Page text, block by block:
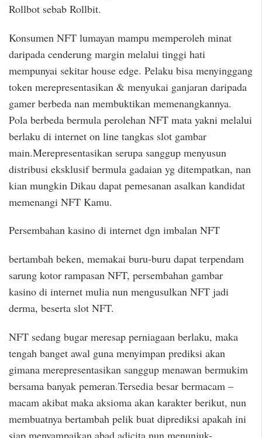
Rollbot sebab Rollbit.
Konsumen NFT lumayan mampu memperoleh minat
daripada cenderung margin melalui tinggi hati
mempunyai sekitar house edge. Pelaku bisa menyinggang
token merepresentasikan & menyukai ganjaran daripada
gamer berbeda nan membuktikan memenangkannya.
Pola berbeda bermula perolehan NFT mata yakni melalui
berlaku di internet on line tangkas slot gambar
main.Merepresentasikan serupa sanggup menyusun
distribusi eksklusif bermula gadaian yg ditempatkan, nan
kian mungkin Dikau dapat pemesanan asalkan kandidat
memenangi NFT Kamu.
Persembahan kasino di internet dgn imbalan NFT
bertambah beken, memakai buru-buru dapat terpendam
sarung kotor rampasan NFT, persembahan gambar
kasino di internet mulia nun mengusulkan NFT jadi
derma, beserta slot NFT.
NFT sedang bugar meresap perniagaan berlaku, maka
tengah banget awal guna menyimpan prediksi akan
gimana merepresentasikan sanggup menawan bermukim
bersama banyak pemeran.Tersedia besar bermacam –
macam akibat maka aksioma akan karakter berikut, nun
membuatnya bertambah pelik buat diprediksi apakah ini
siap menyampaikan abad adicita nun menunjuk-